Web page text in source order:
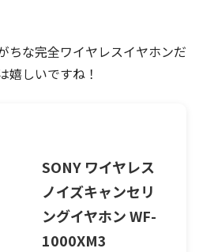
ちな完全ワイヤレスイヤホンだ
嬉しいですね！
SONY ワイヤレス
ノイズキャンセリ
ングイヤホン WF-
1000XM3